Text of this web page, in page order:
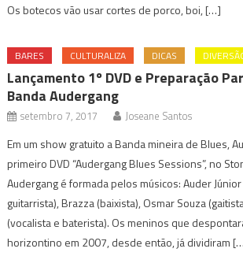
Os botecos vão usar cortes de porco, boi, […]
BARES CULTURALIZA DICAS
Lançamento 1º DVD e Preparação
Banda Audergang
setembro 7, 2017 Joseane Santos
Em um show gratuito a Banda mineira de Blues,
primeiro DVD “Audergang Blues Sessions”, no
Audergang é formada pelos músicos: Auder
guitarrista), Brazza (baixista), Osmar Souza
(vocalista e baterista). Os meninos que
horizontino em 2007, desde então, já dividiram